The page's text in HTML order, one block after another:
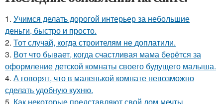
1. Учимся делать дорогой интерьер за небольшие
деньги, быстро и просто.
2. Тот случай, когда строителям не доплатили.
3. Вот что бывает, когда счастливая мама берётся за
оформление детской комнаты своего будущего малыша.
4. А говорят, что в маленькой комнате невозможно
сделать удобную кухню.
5. Как некоторые представляют свой дом мечты.